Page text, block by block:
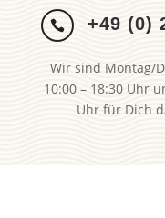
 +49 (0)
Wir sind Montag/
10:00 – 18:30 Uhr
Uhr für Dich